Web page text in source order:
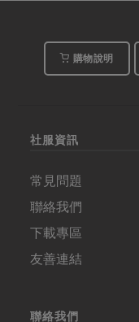
購物說明
社服資訊
常見問題
聯絡我們
下載專區
友善連結
聯絡我們